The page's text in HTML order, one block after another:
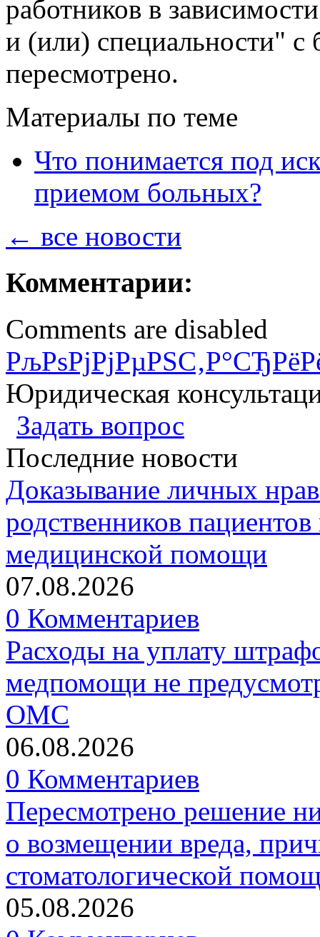
работников в
и (или) специальности" с
пересмотрено.
Материалы по теме
Что понимается под
приемом больных?
← все новости
Комментарии:
Comments are disabled
Юридическая
Задать вопрос
Последние новости
Доказывание личных
родственников
медицинской помощи
07.08.2026
0 Комментариев
Расходы на уплату
медпомощи не
ОМС
06.08.2026
0 Комментариев
Пересмотрено решение
о возмещении вреда,
стоматологической
05.08.2026